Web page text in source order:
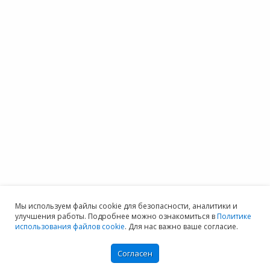
Мы используем файлы cookie для безопасности, аналитики и
улучшения работы. Подробнее можно ознакомиться вПолитике
использования файлов cookie. Для нас важно ваше согласие.
Согласен